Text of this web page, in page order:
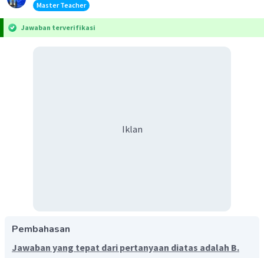
Master Teacher
Jawaban terverifikasi
Iklan
Pembahasan
Jawaban yang tepat dari pertanyaan diatas adalah B.